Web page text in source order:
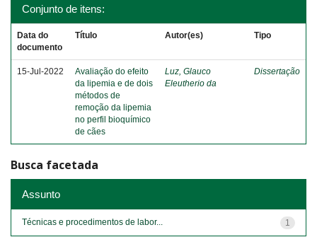
Conjunto de itens:
Data do
documento
Título Autor(es) Tipo
15-Jul-2022
Avaliação do efeito
da lipemia e de dois
métodos de
remoção da lipemia
no perfil bioquímico
de cães
Luz, Glauco
Eleutherio da
Dissertação
Busca facetada
Assunto
1
Técnicas e procedimentos de labor...